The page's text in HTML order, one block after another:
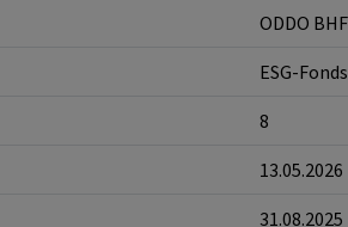
ODDO
ESG-Fonds
8
13.05.2026
31.08.2025